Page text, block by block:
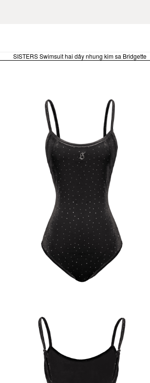
SISTERS Swimsuit hai dây nhung kim sa Bridgette